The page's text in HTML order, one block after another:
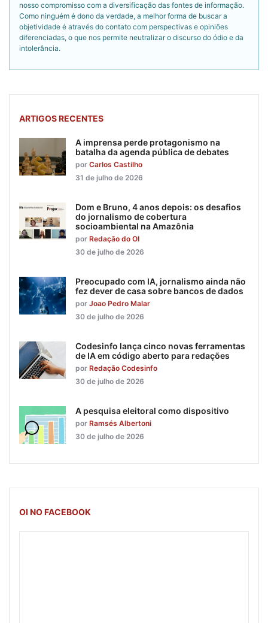
nosso compromisso com a diversificação das fontes de informação.
Como ninguém é dono da verdade, a melhor forma de buscar a
objetividade é através do contato com perspectivas e opiniões
diferenciadas, o que nos permite neutralizar o discurso do ódio e da
intolerância.
ARTIGOS RECENTES
A imprensa perde protagonismo na
batalha da agenda pública de debates
por Carlos Castilho
31 de julho de 2026
Dom e Bruno, 4 anos depois: os desafios
do jornalismo de cobertura
socioambiental na Amazônia
por Redação do OI
30 de julho de 2026
Preocupado com IA, jornalismo ainda não
fez dever de casa sobre bancos de dados
por Joao Pedro Malar
30 de julho de 2026
Codesinfo lança cinco novas ferramentas
de IA em código aberto para redações
por Redação Codesinfo
30 de julho de 2026
A pesquisa eleitoral como dispositivo
por Ramsés Albertoni
30 de julho de 2026
OI NO FACEBOOK